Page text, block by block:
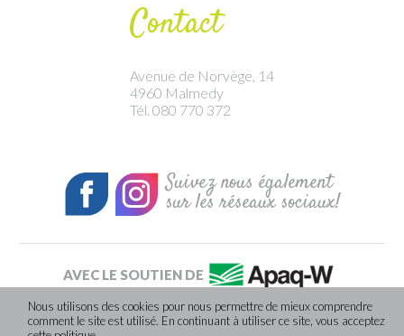
Nous utilisons des cookies pour nous permettre de mieux comprendre
comment le site est utilisé. En continuant à utiliser ce site, vous acceptez
Contact
Avenue de Norvège, 14
4960 Malmedy
Tél. 080 770 372
Suivez nous également
sur les réseaux sociaux!
AVEC LE SOUTIEN DE